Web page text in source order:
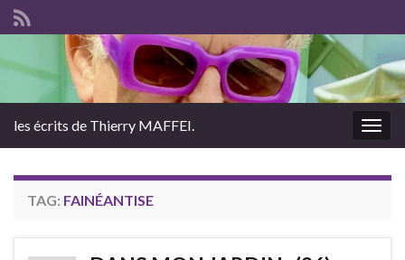
les écrits de Thierry MAFFEI.
TAG: FAINÉANTISE